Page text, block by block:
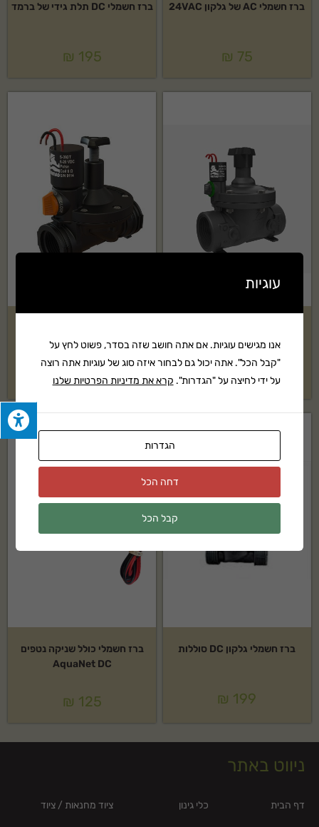
ברז חשמלי AC של גלקון 24VAC
₪ 75
ברז חשמלי DC תלת גידי של ברמד
₪ 195
₪89
₪117
ברז חשמלי גלקון DC סוללות
₪ 199
ברז חשמלי כולל שניקה נטפים
AquaNet DC
₪ 125
ניווט באתר
דף הבית כלי גינון ציוד מחנאות / ציוד
עוגיות
אנו מגישים עוגיות. אם אתה חושב שזה בסדר, פשוט לחץ על
"קבל הכל". אתה יכול גם לבחור איזה סוג של עוגיות אתה רוצה
על ידי לחיצה על "הגדרות". קרא את מדיניות הפרטיות שלנו
הגדרות
דחה הכל
קבל הכל